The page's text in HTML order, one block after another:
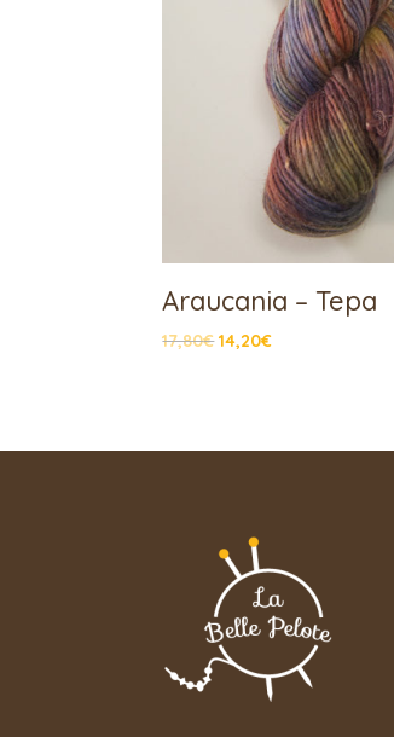
Araucania – Tepa
17,80€ 14,20€